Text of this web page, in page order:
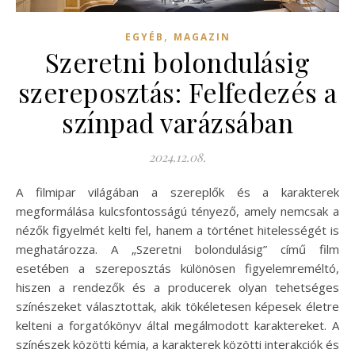
EGYÉB , MAGAZIN
Szeretni bolondulásig
szereposztás: Felfedezés a
színpad varázsában
2024.12.08.
A filmipar világában a szereplők és a karakterek
megformálása kulcsfontosságú tényező, amely nemcsak a
nézők figyelmét kelti fel, hanem a történet hitelességét is
meghatározza. A „Szeretni bolondulásig” című film
esetében a szereposztás különösen figyelemreméltó,
hiszen a rendezők és a producerek olyan tehetséges
színészeket választottak, akik tökéletesen képesek életre
kelteni a forgatókönyv által megálmodott karaktereket. A
színészek közötti kémia, a karakterek közötti interakciók és